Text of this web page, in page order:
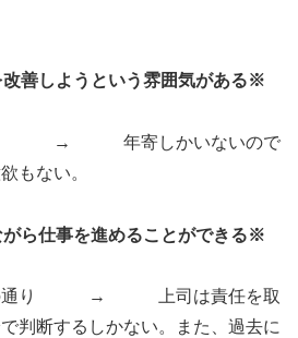
改善しようという雰囲気がある※
違う → 年寄しかいないので
もない。
がら仕事を進めることができる※
その通り → 上司は責任を取
判断するしかない。また、過去に